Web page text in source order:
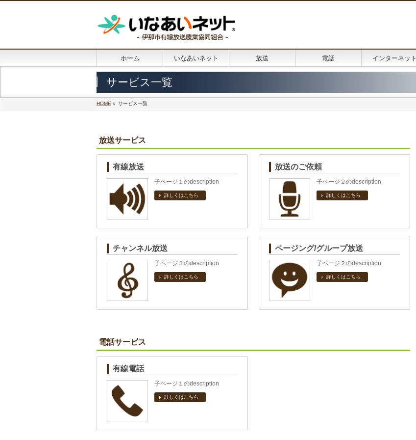
ホーム いなあいネット 放送 電話 インターネット
サービス一覧
HOME » サービス一覧
放送サービス
有線放送
子ページ１のdescription
詳しくはこちら
放送のご依頼
子ページ２のdescription
詳しくはこちら
チャンネル放送
子ページ３のdescription
詳しくはこちら
ページング/グループ放送
子ページ２のdescription
詳しくはこちら
電話サービス
有線電話
子ページ１のdescription
詳しくはこちら